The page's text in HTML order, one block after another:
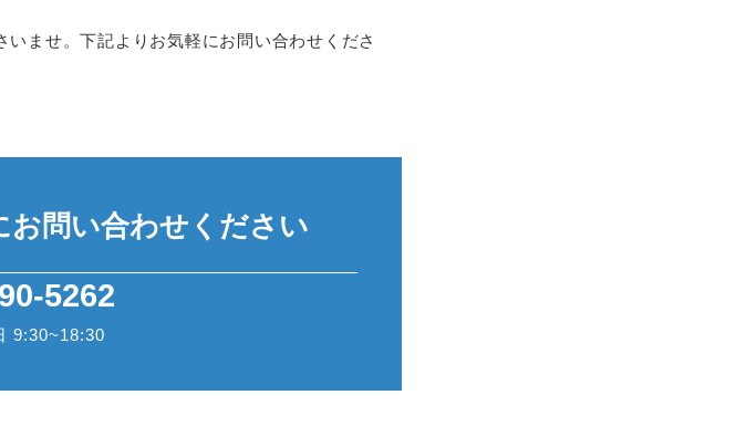
ませ。下記よりお気軽にお問い合わせくださ
お問い合わせください
5262
9:30~18:30